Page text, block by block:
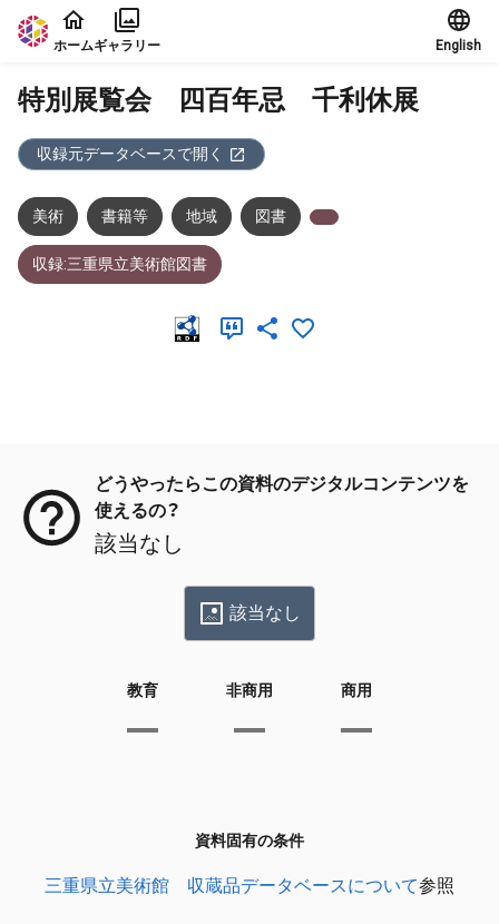
本文に飛ぶ
ホームギャラリー English
特別展覧会 四百年忌 千利休展
収録元データベースで開く
美術 書籍等 地域 図書
収録:三重県立美術館図書
どうやったらこの資料のデジタルコンテンツを
使えるの？
該当なし
該当なし
教育 非商用 商用
資料固有の条件
三重県立美術館 収蔵品データベースについて参照